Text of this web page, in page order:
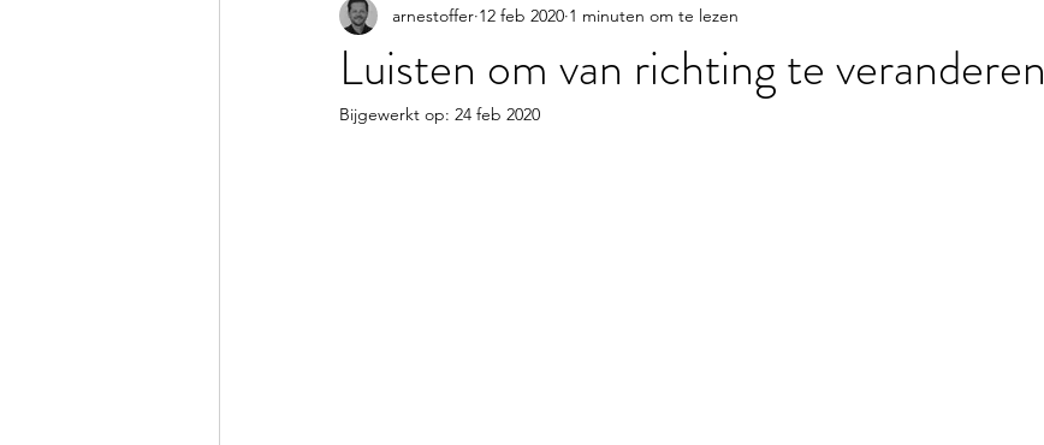
Luisten om van richting te veranderen
arnestoffer 12 feb 2020 1 minuten om te lezen
Bijgewerkt op: 24 feb 2020